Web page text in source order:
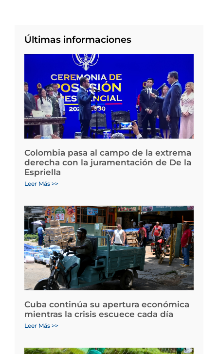
Últimas informaciones
Colombia pasa al campo de la extrema
derecha con la juramentación de De la
Espriella
Leer Más >>
Cuba continúa su apertura económica
mientras la crisis escuece cada día
Leer Más >>